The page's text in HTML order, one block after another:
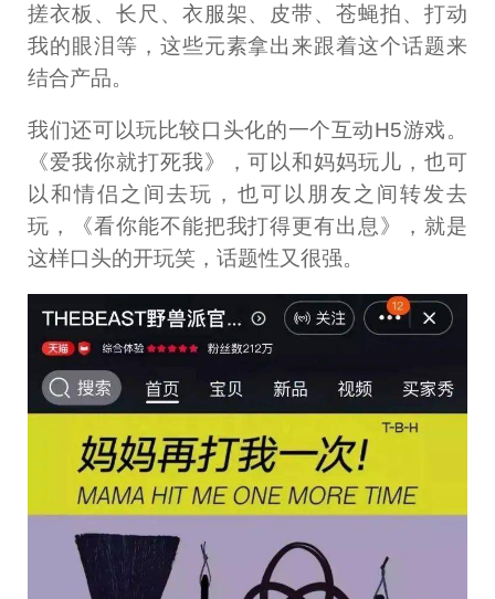
搓衣板、长尺、衣服架、皮带、苍蝇拍、打动
我的眼泪等，这些元素拿出来跟着这个话题来
结合产品。
我们还可以玩比较口头化的一个互动H5游戏。
《爱我你就打死我》，可以和妈妈玩儿，也可
以和情侣之间去玩，也可以朋友之间转发去
玩，《看你能不能把我打得更有出息》，就是
这样口头的开玩笑，话题性又很强。